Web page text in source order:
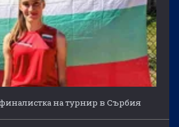
на турнир в Сърбия